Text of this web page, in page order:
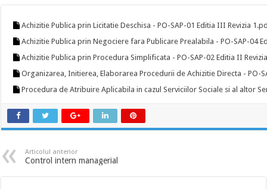
Achizitie Publica prin Licitatie Deschisa - PO-SAP-01 Editia III Revizia
Achizitie Publica prin Negociere fara Publicare Prealabila - PO-SAP-04
Achizitie Publica prin Procedura Simplificata - PO-SAP-02 Editia II
Organizarea, Initierea, Elaborarea Procedurii de Achizitie Directa - PO-
Procedura de Atribuire Aplicabila in cazul Serviciilor Sociale si al altor
Articolul anterior
Control intern managerial